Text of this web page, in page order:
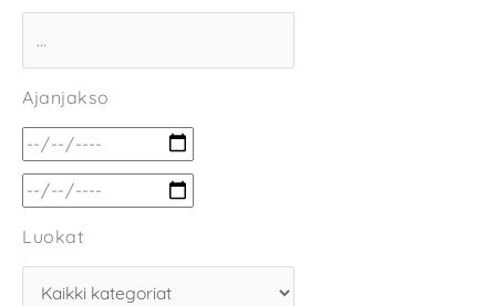
Ajanjakso
Luokat